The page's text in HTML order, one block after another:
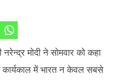
मोदी ने सोमवार को कहा
में भारत न केवल सबसे